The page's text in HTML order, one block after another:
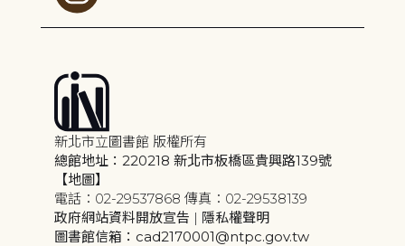
新北市立圖書館 版權所有
總館地址：220218 新北市板橋區貴興路139號
【地圖】
電話：02-29537868 傳真：02-29538139
政府網站資料開放宣告 | 隱私權聲明
圖書館信箱：cad2170001@ntpc.gov.tw